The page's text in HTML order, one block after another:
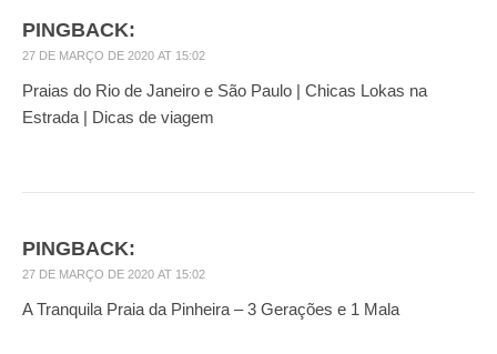
PINGBACK:
27 DE MARÇO DE 2020 AT 15:02
Praias do Rio de Janeiro e São Paulo | Chicas Lokas na
Estrada | Dicas de viagem
PINGBACK:
27 DE MARÇO DE 2020 AT 15:02
A Tranquila Praia da Pinheira – 3 Gerações e 1 Mala